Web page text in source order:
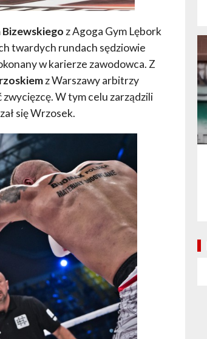
z Agoga Gym Lębork
twardych rundach sędziowie
w karierze zawodowca. Z
z Warszawy arbitrzy
W tym celu zarządzili
się Wrzosek.